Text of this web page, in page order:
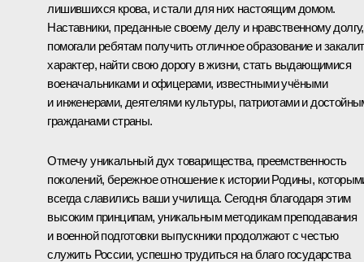
лишившихся крова, и стали для них настоящим домом.
Наставники, преданные своему делу и нравственному долгу,
помогали ребятам получить отличное образование и
характер, найти свою дорогу в жизни, стать выдающимися
военачальниками и офицерами, известными учёными
и инженерами, деятелями культуры, патриотами и
гражданами страны.
Отмечу уникальный дух товарищества, преемственность
поколений, бережное отношение к истории Родины,
всегда славились ваши училища. Сегодня благодаря этим
высоким принципам, уникальным методикам преподавания
и военной подготовки выпускники продолжают с честью
служить России, успешно трудиться на благо государства